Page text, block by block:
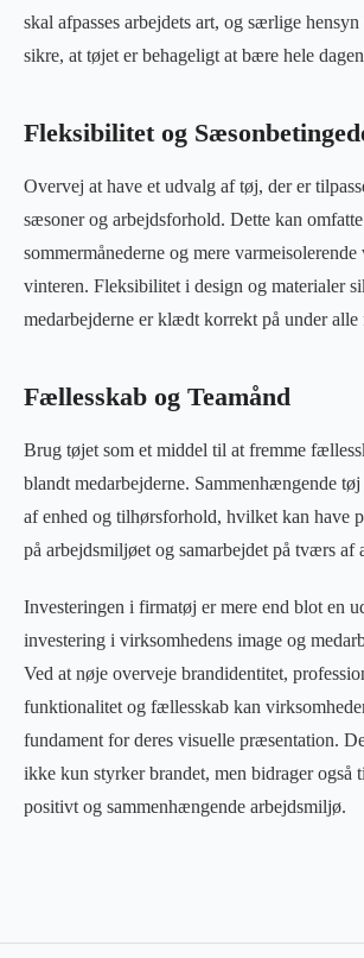
skal afpasses arbejdets art, og særlige
sikre, at tøjet er behageligt at bære hele
Fleksibilitet og
Overvej at have et udvalg af tøj, der er
sæsoner og arbejdsforhold. Dette kan
sommermånederne og mere
vinteren. Fleksibilitet i design og materialer
medarbejderne er klædt korrekt på under alle
Fællesskab og Teamånd
Brug tøjet som et middel til at fremme
blandt medarbejderne. Sammenhængende
af enhed og tilhørsforhold, hvilket kan have
på arbejdsmiljøet og samarbejdet på tværs af
Investeringen i firmatøj er mere end blot en
investering i virksomhedens image og
Ved at nøje overveje brandidentitet,
funktionalitet og fællesskab kan
fundament for deres visuelle præsentation.
ikke kun styrker brandet, men bidrager også
positivt og sammenhængende arbejdsmiljø.